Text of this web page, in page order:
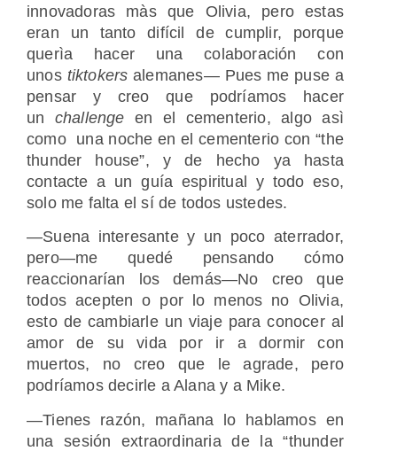
innovadoras màs que Olivia, pero estas
eran un tanto difícil de cumplir, porque
querìa hacer una colaboración con
unos tiktokers alemanes— Pues me puse a
pensar y creo que podríamos hacer
un challenge en el cementerio, algo asì
como una noche en el cementerio con “the
thunder house”, y de hecho ya hasta
contacte a un guía espiritual y todo eso,
solo me falta el sí de todos ustedes.
—Suena interesante y un poco aterrador,
pero—me quedé pensando cómo
reaccionarían los demás—No creo que
todos acepten o por lo menos no Olivia,
esto de cambiarle un viaje para conocer al
amor de su vida por ir a dormir con
muertos, no creo que le agrade, pero
podríamos decirle a Alana y a Mike.
—Tienes razón, mañana lo hablamos en
una sesión extraordinaria de la “thunder